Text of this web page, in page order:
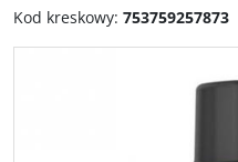
Kod kreskowy: 753759257873